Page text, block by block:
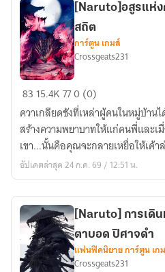
ปกครอง
ทุก
สิ่ง
ไม่ใช่
บุตร
แห่ง
พระเจ้า
ผู้
ให้
ทุก
สิ่ง
[Naruto]อสูร
ความ
แค้น
เด็ก
ชาย
สถิต
[Naruto]อสูรแห่
สถิต
การ์ตูน เกมส์
Crossgeats231
83 15.4K770 (0)
ควาเกลียดชังที่เหล่าผู้คนในหมู่บ้าน
สร้างความพยาบาทให้แก่คนพี่และเ
เขา...นั้นคือคุณจะกลายเหยื่อให้เค้า
อัปเดตล่าสุด 24 ก.ค. 69 / 12:51 น.
[Naruto] การเดิ
ตาบอด ปิศาจดำ
แฟนฟิคนิยาย การ์ตูน เกม
Crossgeats231